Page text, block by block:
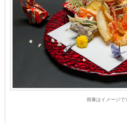
画像はイメージで